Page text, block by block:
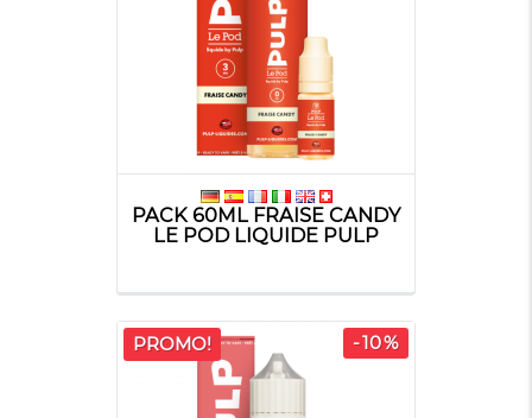
PACK 60ML FRAISE CANDY
LE POD LIQUIDE PULP
PROMO! -10%